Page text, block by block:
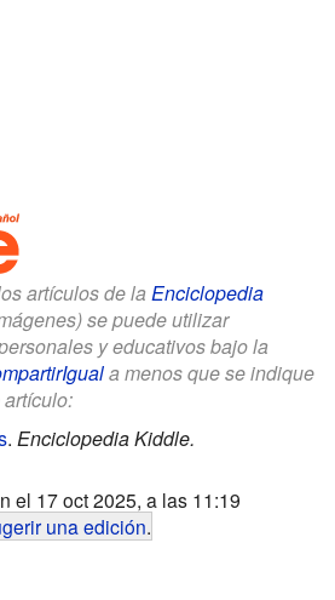
artículos de la Enciclopedia
se puede utilizar
y educativos bajo la
a menos que se indique
. Enciclopedia Kiddle.
el 17 oct 2025, a las 11:19
una edición.